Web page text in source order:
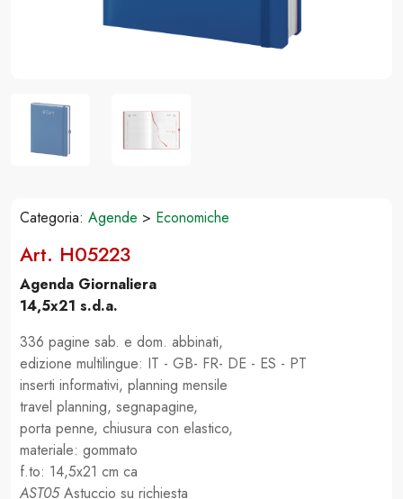
Categoria: Agende > Economiche
Art. H05223
Agenda Giornaliera
14,5x21 s.d.a.
336 pagine sab. e dom. abbinati,
edizione multilingue: IT - GB- FR- DE - ES - PT
inserti informativi, planning mensile
travel planning, segnapagine,
porta penne, chiusura con elastico,
materiale: gommato
f.to: 14,5x21 cm ca
AST05Astuccio su richiesta